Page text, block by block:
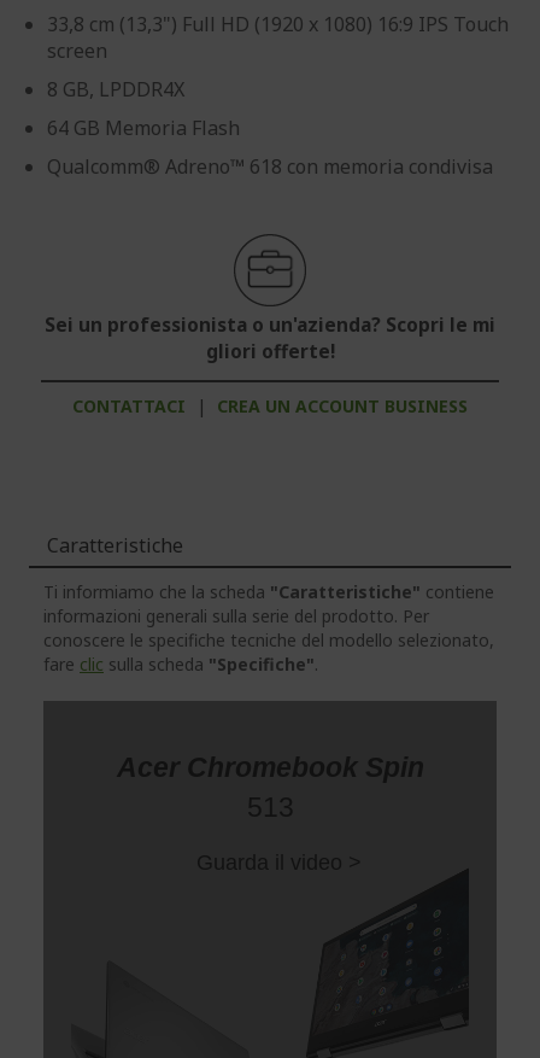
33,8 cm (13,3") Full HD (1920 x 1080) 16:9 IPS Touch
screen
8 GB, LPDDR4X
64 GB Memoria Flash
Qualcomm® Adreno™ 618 con memoria condivisa
Sei un professionista o un'azienda? Scopri le mi
gliori offerte!
CONTATTACI | CREA UN ACCOUNT BUSINESS
Caratteristiche
Ti informiamo che la scheda "Caratteristiche" contiene
informazioni generali sulla serie del prodotto. Per
conoscere le specifiche tecniche del modello selezionato,
fare clic sulla scheda "Specifiche".